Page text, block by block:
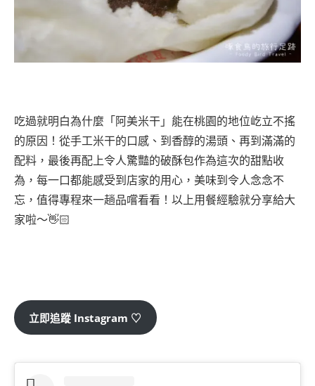
吃過就明白為什麼「阿美米干」能在桃園的地位屹立不搖
的原因！從手工米干的口感、到香醇的湯頭、再到滿滿的
配料，最後再配上令人驚豔的破酥包作為這次的甜點收
為，每一口都能感受到店家的用心，美味到令人念念不
忘，值得專程來一趟品嚐看看！以上用餐經驗就分享給大
家啦～👋🏻
立即追蹤 Instagram ♡